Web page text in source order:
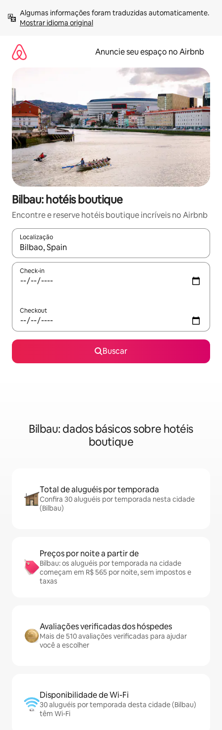
para
Mostrar idioma original
Anuncie seu espaço no Airbnb
Bilbau: hotéis boutique
Encontre e reserve hotéis boutique incríveis no Airbnb
Localização
Quando os resultados estiverem disponíveis, explore-os
Check-in
Checkout
Buscar
Bilbau: dados básicos sobre hotéis
boutique
Total de aluguéis por temporada
Confira 30 aluguéis por temporada nesta cidade
(Bilbau)
Preços por noite a partir de
Bilbau: os aluguéis por temporada na cidade
começam em R$ 565 por noite, sem impostos e
taxas
Avaliações verificadas dos hóspedes
Mais de 510 avaliações verificadas para ajudar
você a escolher
Disponibilidade de Wi-Fi
30 aluguéis por temporada desta cidade (Bilbau)
têm Wi-Fi